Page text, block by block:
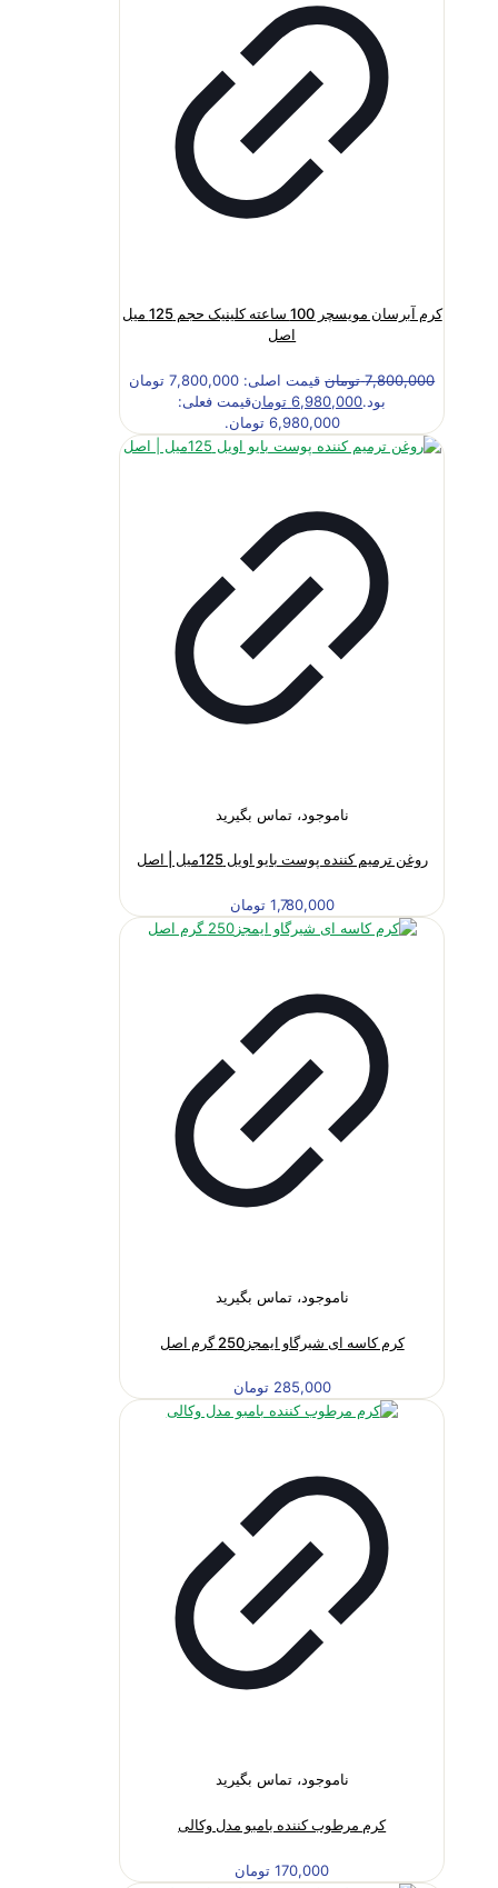
کرم آبرسان مویسچر 100 ساعته کلینیک حجم 125 میل
اصل
7,800,000 تومان
قیمت اصلی: 7,800,000 تومان
بود.6,980,000 تومانقیمت فعلی:
6,980,000 تومان.
ناموجود، تماس بگیرید
روغن ترمیم کننده پوست بایو اویل 125میل | اصل
1,780,000 تومان
ناموجود، تماس بگیرید
کرم کاسه ای شیرگاو ایمجز250 گرم اصل
285,000 تومان
ناموجود، تماس بگیرید
کرم مرطوب کننده بامبو مدل وکالی
170,000 تومان